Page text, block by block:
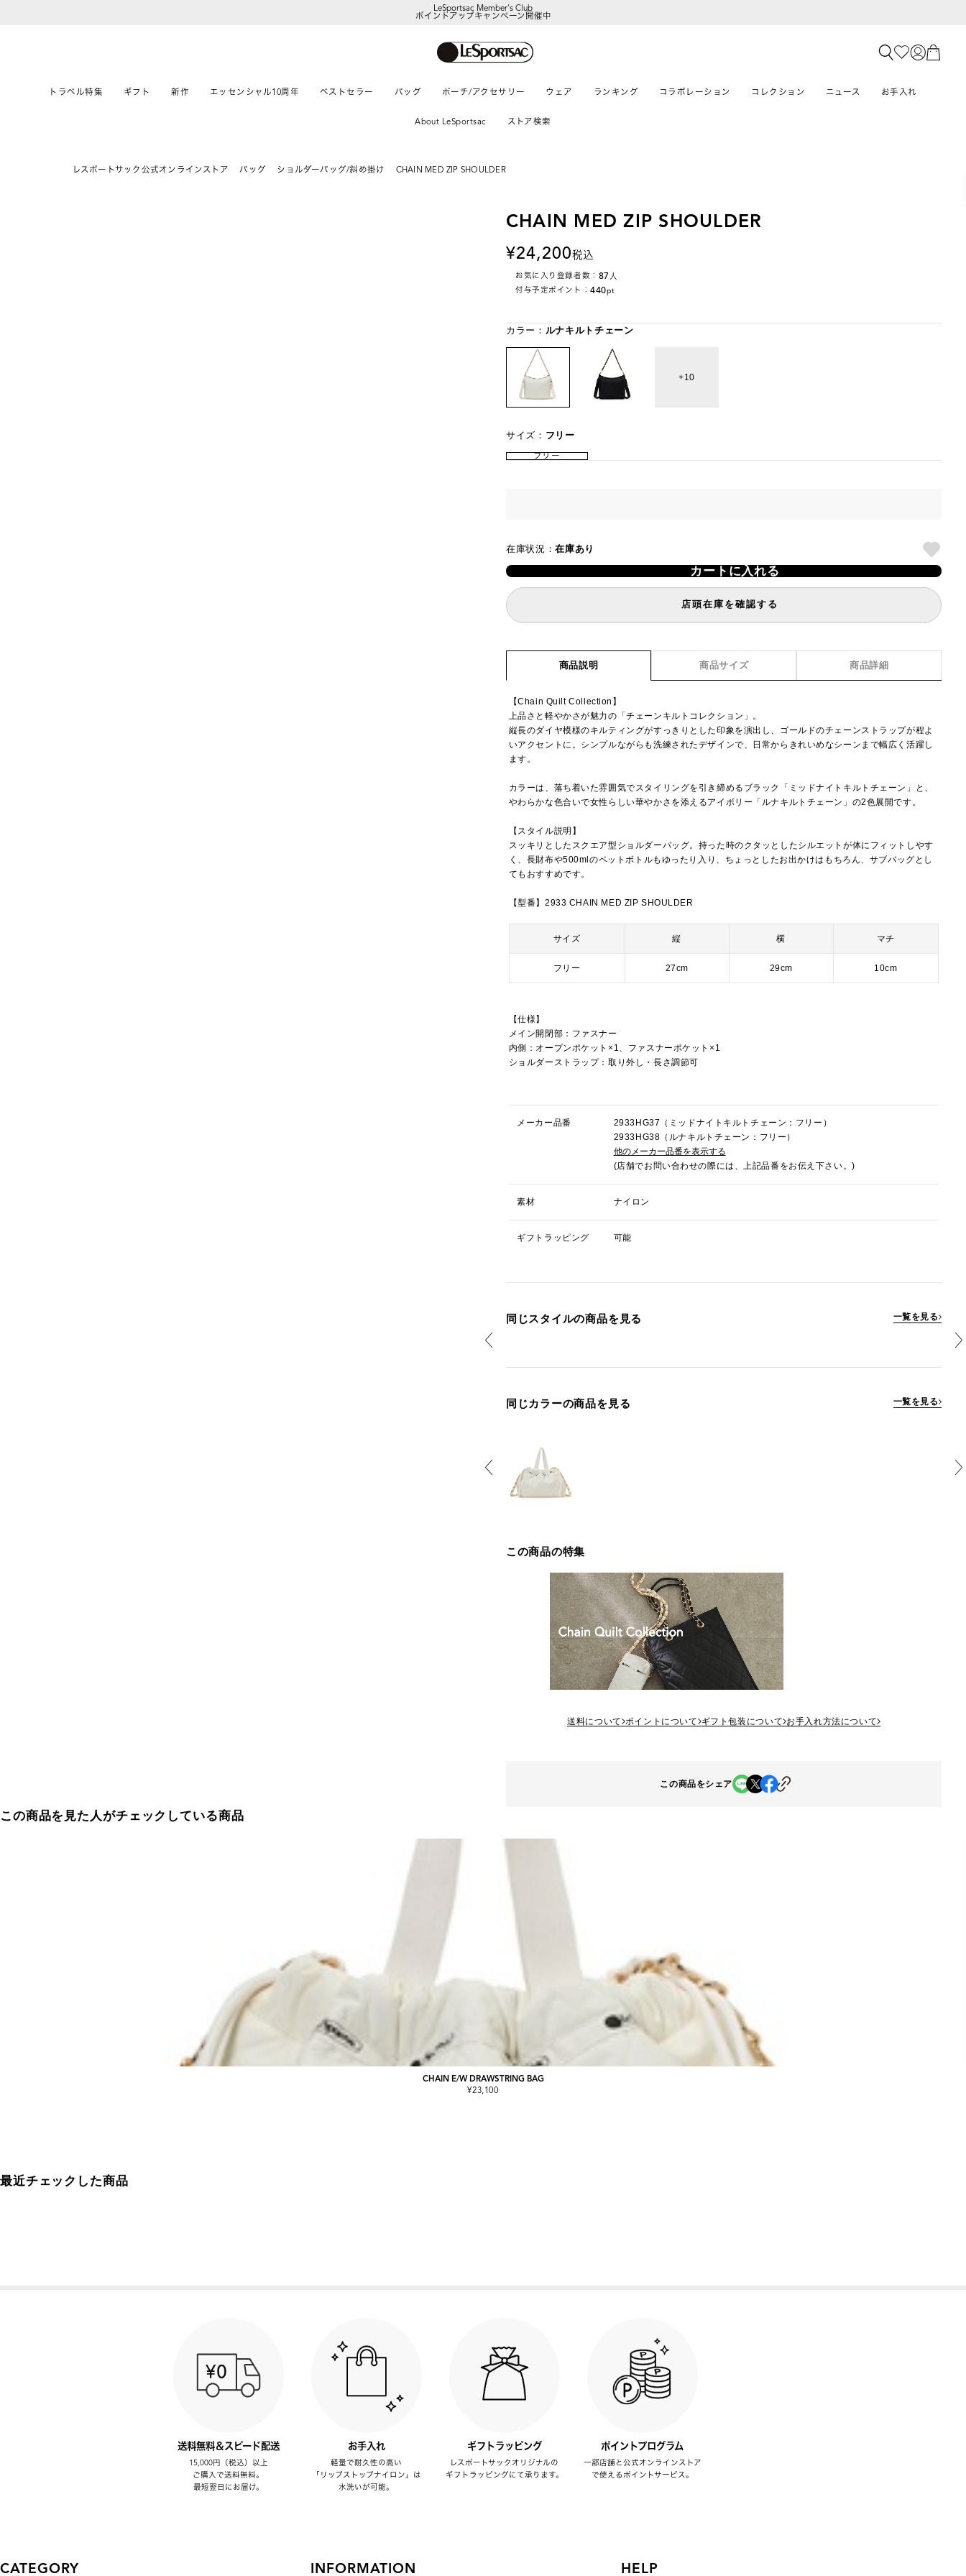
LeSportsac Member's Club
ポイントアップキャンペーン開催中
トラベル特集 ギフト 新作 エッセンシャル10周年 ベストセラー バッグ ポーチ/アクセサリー ウェア ランキング コラボレーション コレクション ニュース お手入れ
About LeSportsac ストア検索
レスポートサック公式オンラインストア バッグ ショルダーバッグ/斜め掛け CHAIN MED ZIP SHOULDER
CHAIN MED ZIP SHOULDER
24,200税込
お気に入り登録者数： 87 人
付与予定ポイント：440pt
カラー： ルナキルトチェーン
10
サイズ： フリー
フリー
在庫状況：在庫あり
カートに入れる
店頭在庫を確認する
商品説明 商品サイズ 商品詳細
【Chain Quilt Collection】
上品さと軽やかさが魅力の「チェーンキルトコレクション」。
縦長のダイヤ模様のキルティングがすっきりとした印象を演出し、ゴールドのチェーンストラップが程よ
いアクセントに。シンプルながらも洗練されたデザインで、日常からきれいめなシーンまで幅広く活躍し
ます。
カラーは、落ち着いた雰囲気でスタイリングを引き締めるブラック「ミッドナイトキルトチェーン」と、
やわらかな色合いで女性らしい華やかさを添えるアイボリー「ルナキルトチェーン」の2色展開です。
【スタイル説明】
スッキリとしたスクエア型ショルダーバッグ。持った時のクタッとしたシルエットが体にフィットしやす
く、長財布や500mlのペットボトルもゆったり入り、ちょっとしたお出かけはもちろん、サブバッグとし
てもおすすめです。
【型番】2933 CHAIN MED ZIP SHOULDER
サイズ 縦 横 マチ
フリー 27cm 29cm 10cm
【仕様】
メイン開閉部：ファスナー
内側：オープンポケット×1、ファスナーポケット×1
ショルダーストラップ：取り外し・長さ調節可
メーカー品番
2933HG37（ミッドナイトキルトチェーン：フリー）
2933HG38（ルナキルトチェーン：フリー）
他のメーカー品番を表示する
(店舗でお問い合わせの際には、上記品番をお伝え下さい。)
素材 ナイロン
ギフトラッピング 可能
同じスタイルの商品を見る 一覧を見る
同じカラーの商品を見る 一覧を見る
この商品の特集
送料について ポイントについて ギフト包装について お手入れ方法について
この商品をシェア
この商品を見た人がチェックしている商品
CHAIN E/W DRAWSTRING BAG
¥23,100
最近チェックした商品
送料無料＆スピード配送
15,000円（税込）以上
ご購入で送料無料。
最短翌日にお届け。
お手入れ
軽量で耐久性の高い
「リップストップナイロン」は
水洗いが可能。
ギフトラッピング
レスポートサックオリジナルの
ギフトラッピングにて承ります。
ポイントプログラム
一部店舗と公式オンラインストア
で使えるポイントサービス。
CATEGORY INFORMATION HELP